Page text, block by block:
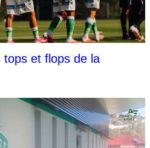
tops et flops de la